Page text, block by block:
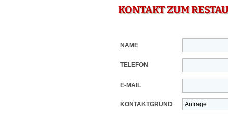
KONTAKT ZUM
NAME
TELEFON
E-MAIL
KONTAKTGRUND